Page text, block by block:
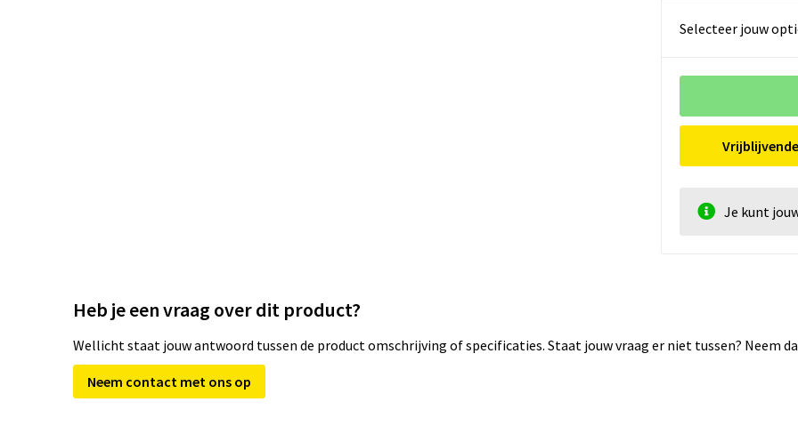
Selecteer jouw
Je kunt
Heb je een vraag over dit product?
Wellicht staat jouw antwoord tussen de product omschrijving of specificaties. Staat jouw vraag er niet tussen? Neem
Neem contact met ons op